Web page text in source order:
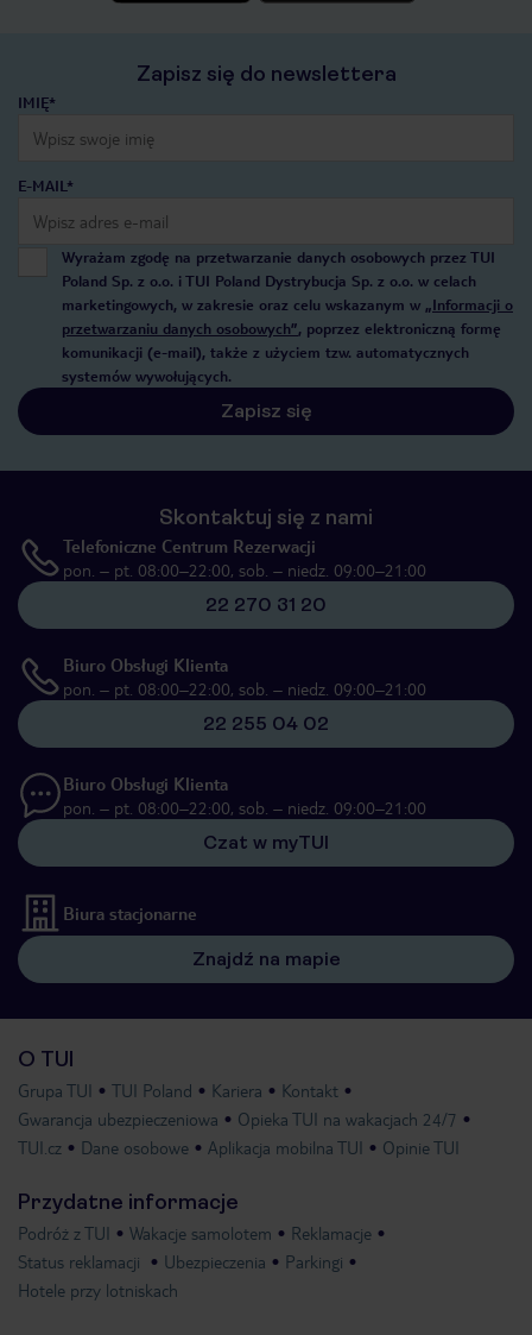
Zapisz się do newslettera
IMIĘ*
E-MAIL*
Wyrażam zgodę na przetwarzanie danych osobowych przez TUI
Poland Sp. z o.o. i TUI Poland Dystrybucja Sp. z o.o. w celach
marketingowych, w zakresie oraz celu wskazanym w „Informacji o
przetwarzaniu danych osobowych”, poprzez elektroniczną formę
komunikacji (e-mail), także z użyciem tzw. automatycznych
systemów wywołujących.
Zapisz się
Skontaktuj się z nami
Telefoniczne Centrum Rezerwacji
pon. – pt. 08:00–22:00, sob. – niedz. 09:00–21:00
22 270 31 20
Biuro Obsługi Klienta
pon. – pt. 08:00–22:00, sob. – niedz. 09:00–21:00
22 255 04 02
Biuro Obsługi Klienta
pon. – pt. 08:00–22:00, sob. – niedz. 09:00–21:00
Czat w myTUI
Biura stacjonarne
Znajdź na mapie
O TUI
Grupa TUI TUI Poland Kariera
Kontakt
Gwarancja ubezpieczeniowa
Opieka TUI na wakacjach 24/7
TUI.cz
Dane osobowe Aplikacja mobilna TUI Opinie TUI
Przydatne informacje
Podróż z TUI Wakacje samolotem
Reklamacje
Status reklamacji
Ubezpieczenia
Parkingi
Hotele przy lotniskach